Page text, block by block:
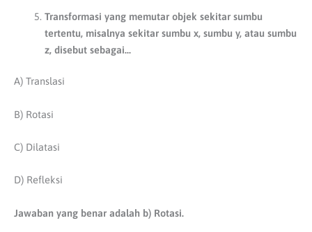
Transformasi yang memutar objek sekitar sumbu
tertentu, misalnya sekitar sumbu x, sumbu y, atau sumbu
z, disebut sebagai…
A) Translasi
B) Rotasi
C) Dilatasi
D) Refleksi
Jawaban yang benar adalah b) Rotasi.